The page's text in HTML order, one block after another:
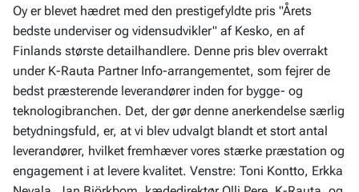
Oy er blevet hædret med den prestigefyldte pris "Årets
bedste underviser og vidensudvikler" af Kesko, en af
Finlands største detailhandlere. Denne pris blev overrakt
under K-Rauta Partner Info-arrangementet, som fejrer de
bedst præsterende leverandører inden for bygge- og
teknologibranchen. Det, der gør denne anerkendelse særlig
betydningsfuld, er, at vi blev udvalgt blandt et stort antal
leverandører, hvilket fremhæver vores stærke præstation og
engagement i at levere kvalitet. Venstre: Toni Kontto, Erkka